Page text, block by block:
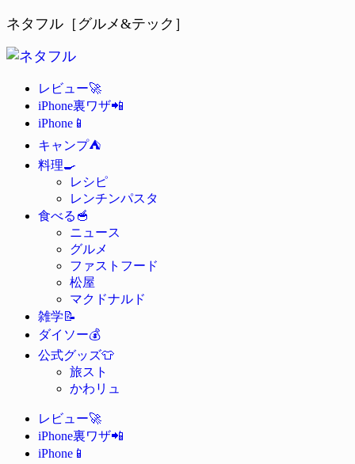
ネタフル［グルメ&テック］
レビュー🚀
iPhone裏ワザ📲
iPhone 📱
キャンプ⛺
料理🍳
レシピ
レンチンパスタ
食べる 🥣
ニュース
グルメ
ファストフード
松屋
マクドナルド
雑学📝
ダイソー💰
公式グッズ👕
旅スト
かわリュ
レビュー🚀
iPhone裏ワザ📲
iPhone 📱